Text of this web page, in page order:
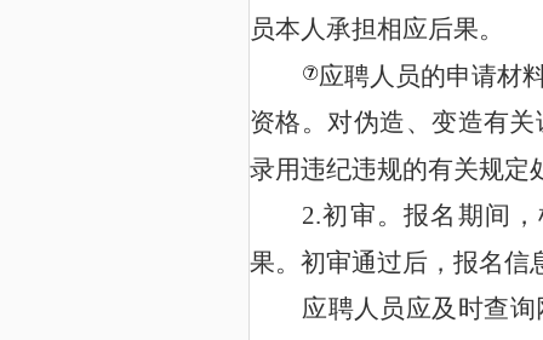
员本人承担相应后果。
⑦应聘人员的申请材
资格。对伪造、变造有
录用违纪违规的有关规定
2.初审。报名期间
果。初审通过后，报名信
应聘人员应及时查